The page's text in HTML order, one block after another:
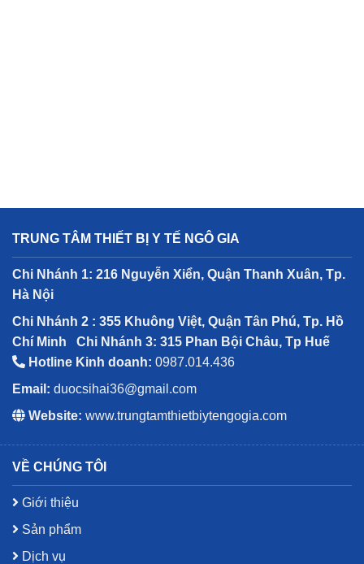
TRUNG TÂM THIẾT BỊ Y TẾ NGÔ GIA
Chi Nhánh 1: 216 Nguyễn Xiển, Quận Thanh Xuân, Tp.
Hà Nội
Chi Nhánh 2 : 355 Khuông Việt, Quận Tân Phú, Tp. Hồ
Chí Minh
Chi Nhánh 3: 315 Phan Bội Châu, Tp Huế
Hotline Kinh doanh: 0987.014.436
Email: duocsihai36@gmail.com
Website: www.trungtamthietbiytengogia.com
VỀ CHÚNG TÔI
Giới thiệu
Sản phẩm
Dịch vụ